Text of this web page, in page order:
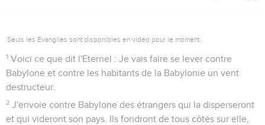
Seuls les Évangiles sont disponibles en vidéo pour le moment.
1 Voici ce que dit l'Eternel : Je vais faire se lever contre
Babylone et contre les habitants de la Babylonie un vent
destructeur.
2 J'envoie contre Babylone des étrangers qui la disperseront
et qui videront son pays. Ils fondront de tous côtés sur elle,